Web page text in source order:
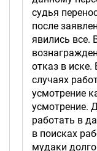
судья
после
явились все.
отказ в
случаях
усмотрение
усмотрение.
работать в
в поисках
мудаки